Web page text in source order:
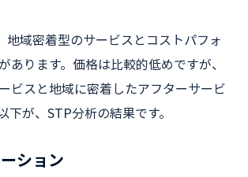
地域密着型のサービスとコストパフォ
あります。価格は比較的低めですが、
ビスと地域に密着したアフターサービ
下が、STP分析の結果です。
ション